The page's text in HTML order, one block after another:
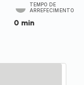
TEMPO DE
ARREFECIMENTO
0 min